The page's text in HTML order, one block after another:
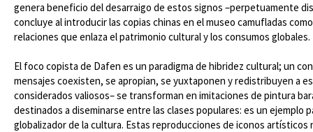
genera beneficio del desarraigo de estos signos –perpetuamente
concluye al introducir las copias chinas en el museo camufladas
relaciones que enlaza el patrimonio cultural y los consumos globales.
El foco copista de Dafen es un paradigma de hibridez cultural; un
mensajes coexisten, se apropian, se yuxtaponen y redistribuyen a
considerados valiosos– se transforman en imitaciones de pintura
destinados a diseminarse entre las clases populares: es un
globalizador de la cultura. Estas reproducciones de iconos